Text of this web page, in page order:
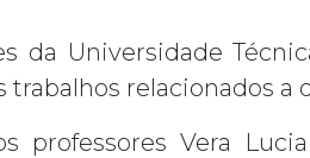
da Universidade
trabalhos relacionados
Vera